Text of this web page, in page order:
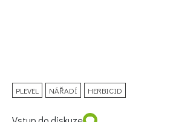
PLEVEL NÁŘADÍ HERBICID